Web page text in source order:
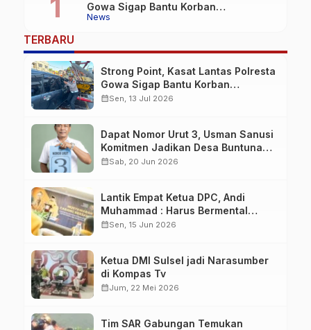
News
Gowa Sigap Bantu Korban
Kecelakaan
TERBARU
Strong Point, Kasat Lantas Polresta
Gowa Sigap Bantu Korban
Kecelakaan
calendar_monthSen, 13 Jul 2026
Dapat Nomor Urut 3, Usman Sanusi
Komitmen Jadikan Desa Buntuna
Jauh lebih Baik
calendar_monthSab, 20 Jun 2026
Lantik Empat Ketua DPC, Andi
Muhammad : Harus Bermental
Pejuang
calendar_monthSen, 15 Jun 2026
Ketua DMI Sulsel jadi Narasumber
di Kompas Tv
calendar_monthJum, 22 Mei 2026
Tim SAR Gabungan Temukan